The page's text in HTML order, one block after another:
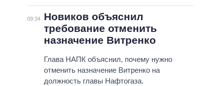
09:34
Новиков объяснил
требование отменить
назначение Витренко
Глава НАПК объяснил, почему нужно
отменить назначение Витренко на
должность главы Нафтогаза.